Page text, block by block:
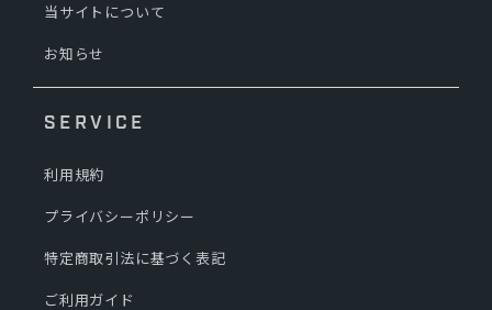
当サイトについて
お知らせ
SERVICE
利用規約
プライバシーポリシー
特定商取引法に基づく表記
ご利用ガイド